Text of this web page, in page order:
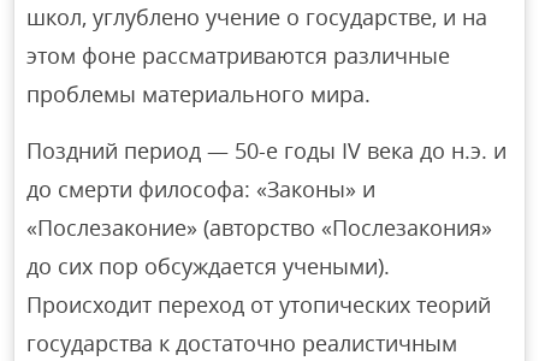
школ, углублено учение о государстве, и на
этом фоне рассматриваются различные
проблемы материального мира.
Поздний период — 50-е годы IV века до н.э. и
до смерти философа: «Законы» и
«Послезаконие» (авторство «Послезакония»
до сих пор обсуждается учеными).
Происходит переход от утопических теорий
государства к достаточно реалистичным